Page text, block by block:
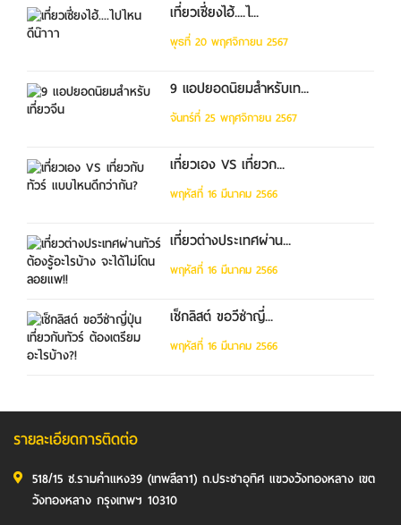
เที่ยวเซี่ยงไฮ้....ไ...
พุธที่ 20 พฤศจิกายน 2567
9 แอปยอดนิยมสำหรับเท...
จันทร์ที่ 25 พฤศจิกายน 2567
เที่ยวเอง VS เที่ยวก...
พฤหัสที่ 16 มีนาคม 2566
เที่ยวต่างประเทศผ่าน...
พฤหัสที่ 16 มีนาคม 2566
เช็กลิสต์ ขอวีซ่าญี่...
พฤหัสที่ 16 มีนาคม 2566
รายละเอียดการติดต่อ
518/15 ซ.รามคำแหง39 (เทพลีลา1) ถ.ประชาอุทิศ แขวงวังทองหลาง เขต
วังทองหลาง กรุงเทพฯ 10310